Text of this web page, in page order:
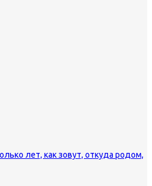
лет, как зовут, откуда родом,